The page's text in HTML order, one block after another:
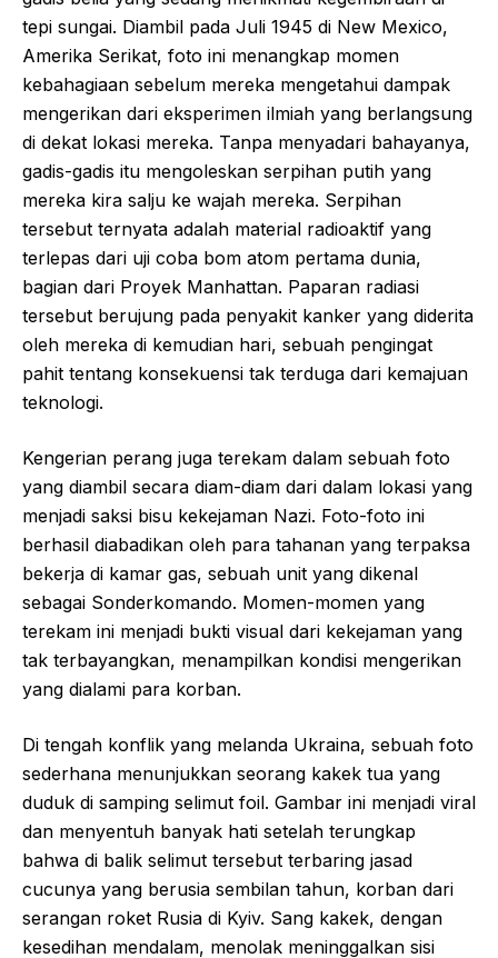
tepi sungai. Diambil pada Juli 1945 di New Mexico,
Amerika Serikat, foto ini menangkap momen
kebahagiaan sebelum mereka mengetahui dampak
mengerikan dari eksperimen ilmiah yang berlangsung
di dekat lokasi mereka. Tanpa menyadari bahayanya,
gadis-gadis itu mengoleskan serpihan putih yang
mereka kira salju ke wajah mereka. Serpihan
tersebut ternyata adalah material radioaktif yang
terlepas dari uji coba bom atom pertama dunia,
bagian dari Proyek Manhattan. Paparan radiasi
tersebut berujung pada penyakit kanker yang diderita
oleh mereka di kemudian hari, sebuah pengingat
pahit tentang konsekuensi tak terduga dari kemajuan
teknologi.
Kengerian perang juga terekam dalam sebuah foto
yang diambil secara diam-diam dari dalam lokasi yang
menjadi saksi bisu kekejaman Nazi. Foto-foto ini
berhasil diabadikan oleh para tahanan yang terpaksa
bekerja di kamar gas, sebuah unit yang dikenal
sebagai Sonderkomando. Momen-momen yang
terekam ini menjadi bukti visual dari kekejaman yang
tak terbayangkan, menampilkan kondisi mengerikan
yang dialami para korban.
Di tengah konflik yang melanda Ukraina, sebuah foto
sederhana menunjukkan seorang kakek tua yang
duduk di samping selimut foil. Gambar ini menjadi viral
dan menyentuh banyak hati setelah terungkap
bahwa di balik selimut tersebut terbaring jasad
cucunya yang berusia sembilan tahun, korban dari
serangan roket Rusia di Kyiv. Sang kakek, dengan
kesedihan mendalam, menolak meninggalkan sisi